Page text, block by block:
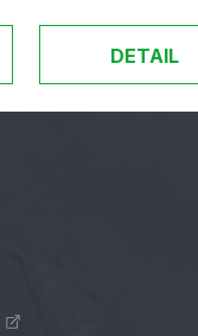
DETAIL